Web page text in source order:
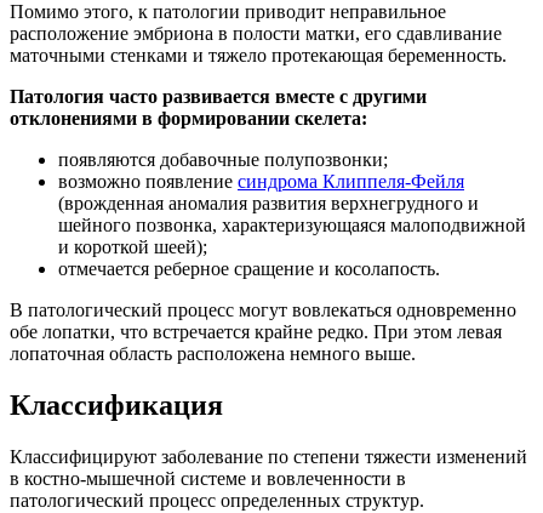
Помимо этого, к патологии приводит неправильное
расположение эмбриона в полости матки, его сдавливание
маточными стенками и тяжело протекающая беременность.
Патология часто развивается вместе с другими
отклонениями в формировании скелета:
появляются добавочные полупозвонки;
возможно появление синдрома Клиппеля-Фейля
(врожденная аномалия развития верхнегрудного и
шейного позвонка, характеризующаяся малоподвижной
и короткой шеей);
отмечается реберное сращение и косолапость.
В патологический процесс могут вовлекаться одновременно
обе лопатки, что встречается крайне редко. При этом левая
лопаточная область расположена немного выше.
Классификация
Классифицируют заболевание по степени тяжести изменений
в костно-мышечной системе и вовлеченности в
патологический процесс определенных структур.